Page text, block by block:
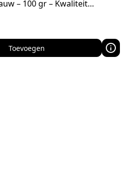
– 100 gr – Kwaliteit…
Toevoegen